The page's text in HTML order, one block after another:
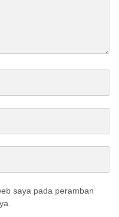
saya pada peramban